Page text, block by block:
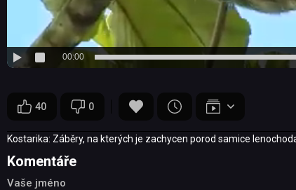
00:00
40 0
Kostarika: Záběry, na kterých je zachycen porod samice
Komentáře
Vaše jméno